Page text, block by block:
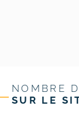
NOMBRE
SUR LE